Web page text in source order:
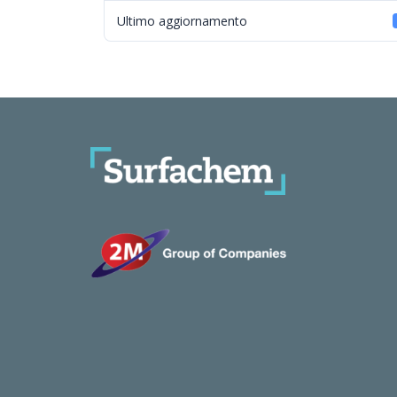
Ultimo aggiornamento